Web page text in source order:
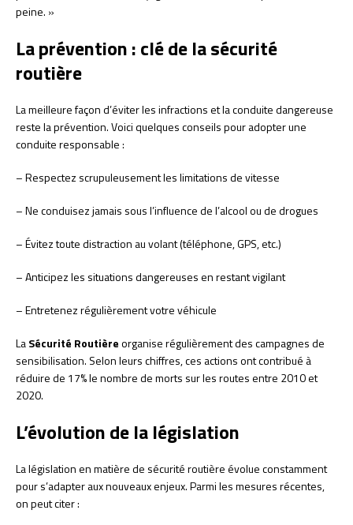
peine. »
La prévention : clé de la sécurité
routière
La meilleure façon d’éviter les infractions et la conduite dangereuse
reste la prévention. Voici quelques conseils pour adopter une
conduite responsable :
– Respectez scrupuleusement les limitations de vitesse
– Ne conduisez jamais sous l’influence de l’alcool ou de drogues
– Évitez toute distraction au volant (téléphone, GPS, etc.)
– Anticipez les situations dangereuses en restant vigilant
– Entretenez régulièrement votre véhicule
LaSécurité Routièreorganise régulièrement des campagnes de
sensibilisation. Selon leurs chiffres, ces actions ont contribué à
réduire de 17% le nombre de morts sur les routes entre 2010 et
2020.
L’évolution de la législation
La législation en matière de sécurité routière évolue constamment
pour s’adapter aux nouveaux enjeux. Parmi les mesures récentes,
on peut citer :